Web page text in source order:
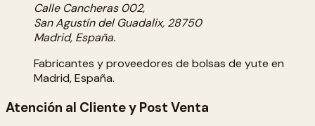
Calle Cancheras 002,
San Agustín del Guadalix, 28750
Madrid, España.
Fabricantes y proveedores de bolsas de yute en
Madrid, España.
Atención al Cliente y Post Venta